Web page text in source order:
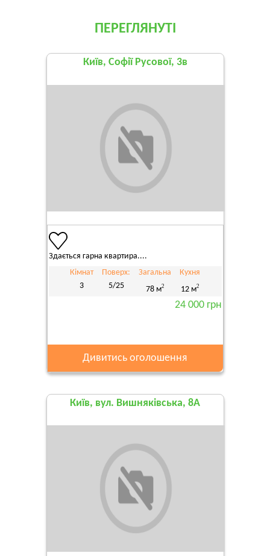
ПЕРЕГЛЯНУТІ
Київ, Софії Русової, 3в
Здається гарна квартира....
Кімнат
3
Поверх:
5/25
Загальна
78 м2
Кухня
12 м2
24 000 грн
Дивитись оголошення
Київ, вул. Вишняківська, 8А